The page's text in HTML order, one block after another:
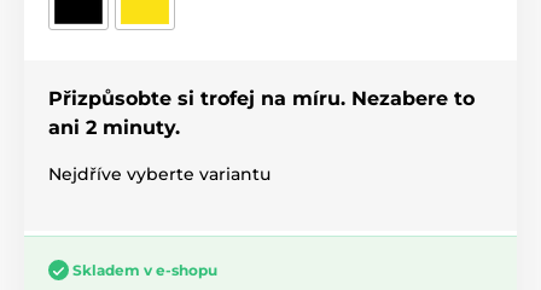
Přizpůsobte si trofej na míru. Nezabere to
ani 2 minuty.
Nejdříve vyberte variantu
Skladem v e-shopu